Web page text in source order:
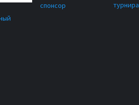
спонсор
турнира